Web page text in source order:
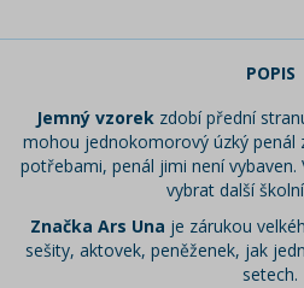
POPIS
Jemný vzorekzdobí přední
mohou jednokomorový úzký penál
potřebami, penál jimi není
vybrat další
Značka Ars Una je zárukou
sešity, aktovek, peněženek, jak
setech.